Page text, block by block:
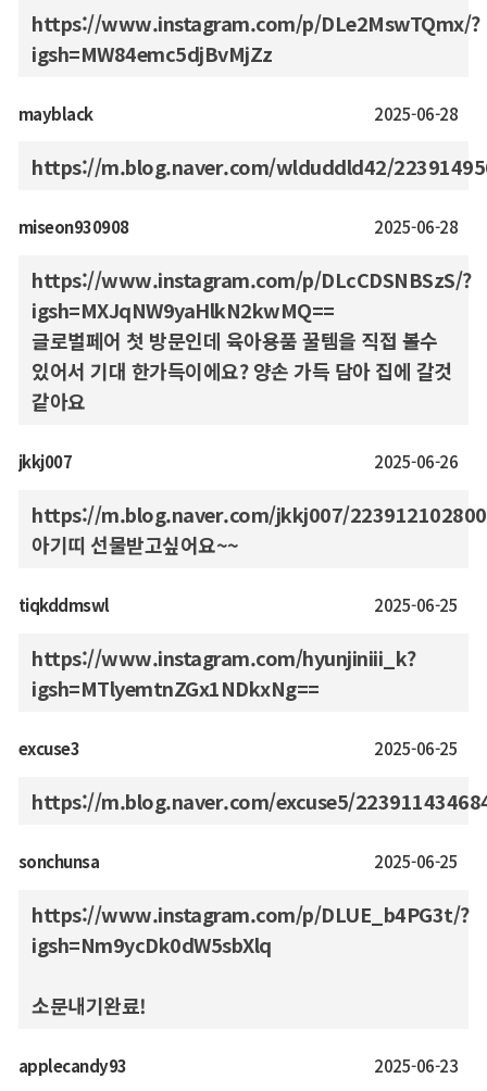
https://www.instagram.com/p/DLe2MswTQmx/?
igsh=MW84emc5djBvMjZz
mayblack 2025-06-28
https://m.blog.naver.com/wlduddld42/
miseon930908 2025-06-28
https://www.instagram.com/p/DLcCDSNBSzS/?
igsh=MXJqNW9yaHlkN2kwMQ==
글로벌페어 첫 방문인데 육아용품 꿀템을 직접 볼수
있어서 기대 한가득이에요? 양손 가득 담아 집에 갈것
같아요
jkkj007 2025-06-26
https://m.blog.naver.com/jkkj007/223912102800
아기띠 선물받고싶어요~~
tiqkddmswl 2025-06-25
https://www.instagram.com/hyunjiniii_k?
igsh=MTlyemtnZGx1NDkxNg==
excuse3 2025-06-25
https://m.blog.naver.com/excuse5/
sonchunsa 2025-06-25
https://www.instagram.com/p/DLUE_b4PG3t/?
igsh=Nm9ycDk0dW5sbXlq
소문내기완료!
applecandy93 2025-06-23